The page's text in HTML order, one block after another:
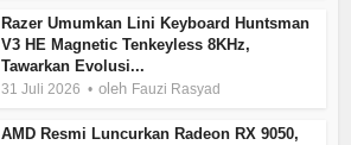
Razer Umumkan Lini Keyboard Huntsman
V3 HE Magnetic Tenkeyless 8KHz,
Tawarkan Evolusi...
31 Juli 2026 oleh Fauzi Rasyad
AMD Resmi Luncurkan Radeon RX 9050,